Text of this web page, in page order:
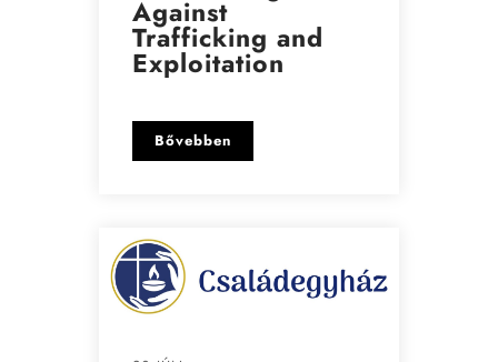
Against
Trafficking and
Exploitation
Bővebben